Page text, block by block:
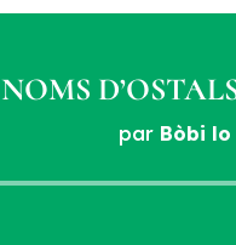
NOMS
par Bòbi